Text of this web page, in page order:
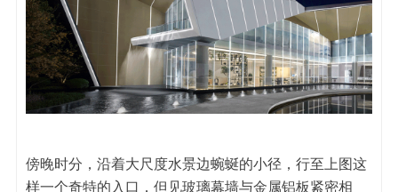
傍晚时分，沿着大尺度水景边蜿蜒的小径，行至上图这
样一个奇特的入口，但见玻璃幕墙与金属铝板紧密相